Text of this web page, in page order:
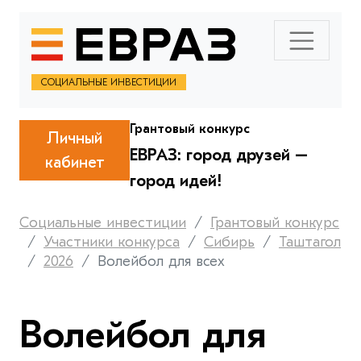
СОЦИАЛЬНЫЕ ИНВЕСТИЦИИ
Личный
кабинет
Грантовый конкурс
ЕВРАЗ: город друзей –
город идей!
Социальные инвестиции
Грантовый конкурс
Участники конкурса
Сибирь
Таштагол
2026
Волейбол для всех
Волейбол для